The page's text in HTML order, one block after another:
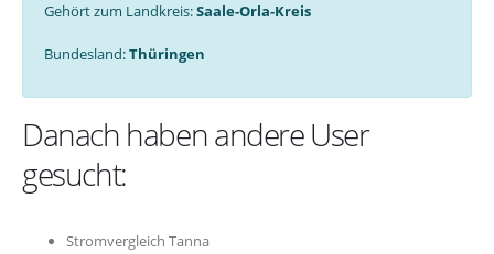
Gehört zum Landkreis:Saale-Orla-Kreis
Bundesland:Thüringen
Danach haben andere User
gesucht:
Stromvergleich Tanna